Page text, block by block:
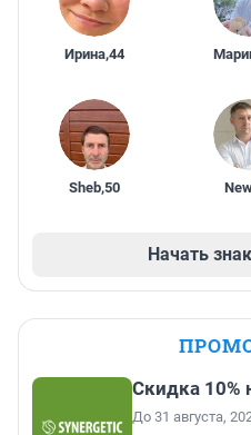
Ирина,44
Sheb,50
Начать
Скидка 10%
До 31 августа,